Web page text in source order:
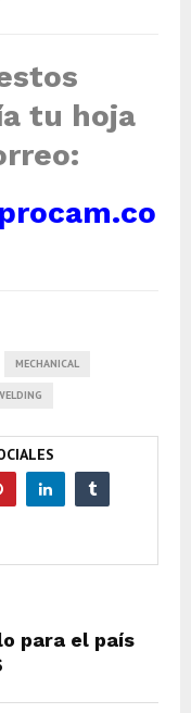
tu hoja
MECHANICAL
para el país